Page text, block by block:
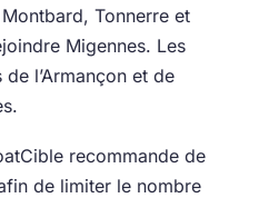
Tonnerre et
Migennes. Les
l’Armançon et de
recommande de
de limiter le nombre